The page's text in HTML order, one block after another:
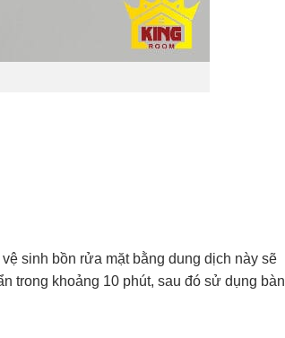
sinh bồn rửa mặt bằng dung dịch này sẽ
trong khoảng 10 phút, sau đó sử dụng bàn